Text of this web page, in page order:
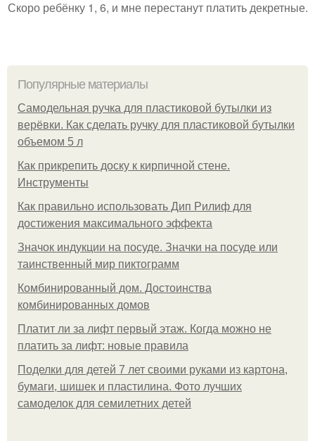
Скоро ребёнку 1, 6, и мне перестанут платить декретные.
Популярные материалы
Самодельная ручка для пластиковой бутылки из
верёвки. Как сделать ручку для пластиковой бутылки
объемом 5 л
Как прикрепить доску к кирпичной стене.
Инструменты
Как правильно использовать Дип Рилиф для
достижения максимального эффекта
Значок индукции на посуде. Значки на посуде или
таинственный мир пиктограмм
Комбинированный дом. Достоинства
комбинированных домов
Платит ли за лифт первый этаж. Когда можно не
платить за лифт: новые правила
Поделки для детей 7 лет своими руками из картона,
бумаги, шишек и пластилина. Фото лучших
самоделок для семилетних детей